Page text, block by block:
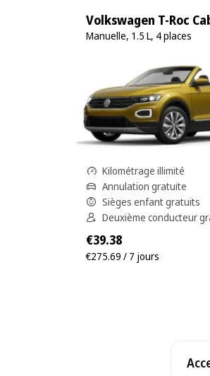
Volkswagen T-Roc
Manuelle, 1.5 L, 4 places
Kilométrage illimité
Annulation gratuite
Sièges enfant gratuits
Deuxième conducteur
€39.38
€275.69 / 7 jours